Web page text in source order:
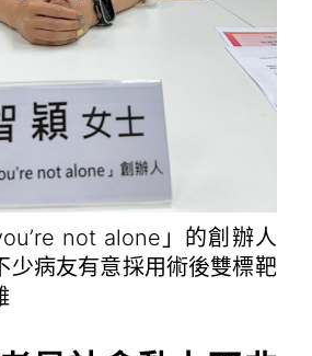
not alone」的創辦人
少病友有意採用術後雙標靶